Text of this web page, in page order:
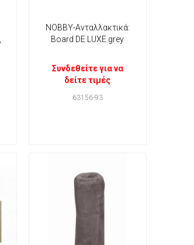
ΝΟΒΒΥ-Ανταλλακτικά:
Board DE LUXE grey
Συνδεθείτε για να
δείτε τιμές
63156-93